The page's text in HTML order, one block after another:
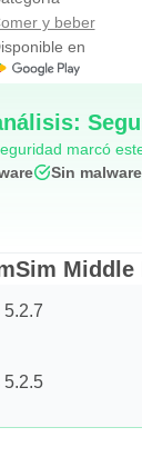
y beber
en
marcó
Sin malware
Middle
5.2.5